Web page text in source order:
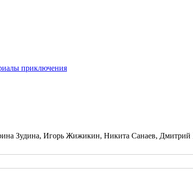
приключения
Зудина, Игорь Жижикин, Никита Санаев,